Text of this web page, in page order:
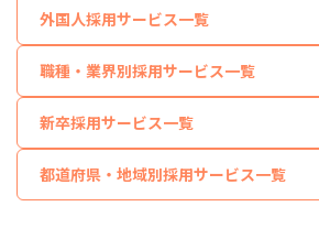
外国人採用サービス一覧
職種・業界別採用サービス一覧
新卒採用サービス一覧
都道府県・地域別採用サービス一覧